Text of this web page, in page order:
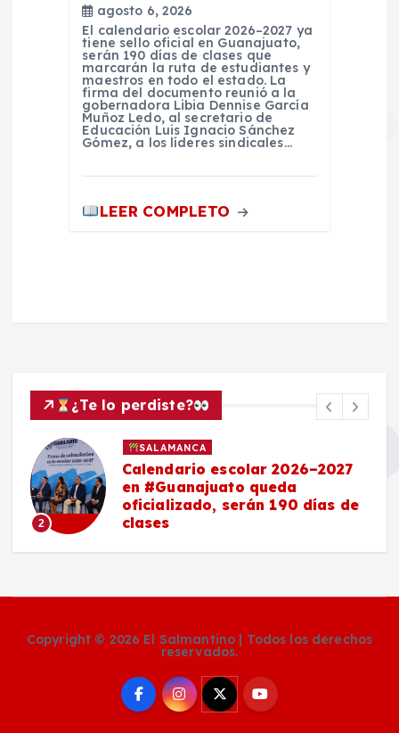
agosto 6, 2026
El calendario escolar 2026–2027 ya
tiene sello oficial en Guanajuato,
serán 190 días de clases que
marcarán la ruta de estudiantes y
maestros en todo el estado. La
firma del documento reunió a la
gobernadora Libia Dennise García
Muñoz Ledo, al secretario de
Educación Luis Ignacio Sánchez
Gómez, a los líderes sindicales…
LEER COMPLETO
¿Te lo perdiste?
2
SALAMANCA
Calendario escolar 2026–2027
en #Guanajuato queda
oficializado, serán 190 días de
clases
Copyright © 2026 El Salmantino | Todos los derechos
reservados.